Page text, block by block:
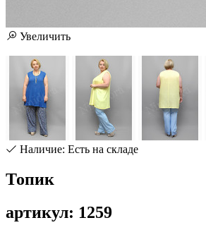
Увеличить
Наличие: Есть на складе
Топик
артикул: 1259